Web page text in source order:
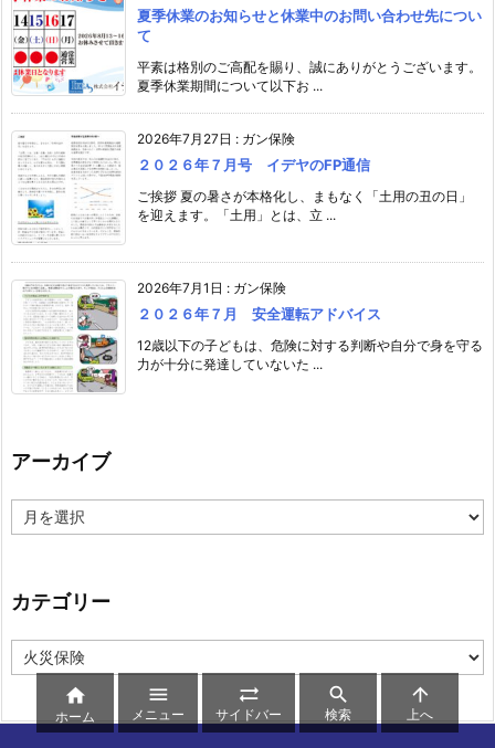
夏季休業のお知らせと休業中のお問い合わせ先につい
て
平素は格別のご高配を賜り、誠にありがとうございます。
夏季休業期間について以下お ...
2026年7月27日 : ガン保険
２０２６年７月号 イデヤのFP通信
ご挨拶 夏の暑さが本格化し、まもなく「土用の丑の日」
を迎えます。「土用」とは、立 ...
2026年7月1日 : ガン保険
２０２６年７月 安全運転アドバイス
12歳以下の子どもは、危険に対する判断や自分で身を守る
力が十分に発達していないた ...
アーカイブ
ー
ブ
カテゴリー
テ

ホーム

メニュー

サイドバー

検索

上へ